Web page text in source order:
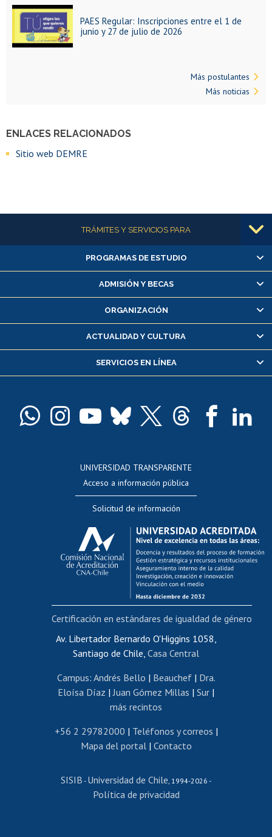
PAES Regular: Inscripciones entre el 1 de
junio y 27 de julio de 2026
Más postulantes
Más noticias
ENLACES RELACIONADOS
Sitio web DEMRE
Más informaciónTRÁMITES Y SERVICIOS PARA
Alumnas/os y exalumnas/os
Matrícula en línea
Inscripción y cambio de asignaturas
Consulta y certificado de notas
Servicio médico y dental
Pago de arancel y crédito alumnos
Docentes
Evaluación docente
Calificación académica
Postulación al AUCAI
Funcionarias/os
Cursos internos de capacitación
Bienestar del personal
Portal de movilidad interna
Certificado de renta
Certificado de renta honorarios
Editar páginas blancas
Extranjeras/os
Revalidación y reconocimiento de títulos
Postulación al Programa de Movilidad Estudiantil
Cursos de español
PROGRAMAS DE ESTUDIO
ADMISIÓN Y BECAS
ORGANIZACIÓN
ACTUALIDAD Y CULTURA
SERVICIOS EN LÍNEA
UNIVERSIDAD TRANSPARENTE
Acceso a información pública
Solicitud de información
Av. Libertador Bernardo O'Higgins 1058,
Santiago de Chile, Casa Central
Campus: Andrés Bello | Beauchef| Dra.
Eloísa Díaz |Juan Gómez Millas | Sur |
más recintos
+56 2 29782000 | Teléfonos y correos |
Mapa del portal| Contacto
SISIB - Universidad de Chile, 1994-2026 -
Política de privacidad
Certificación en estándares de igualdad de género